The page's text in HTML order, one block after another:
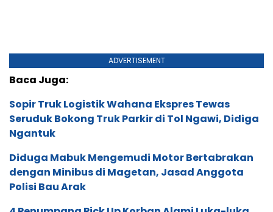
Diduga Mabuk Mengemudi Motor Bertabrakan
dengan Minibus di Magetan, Jasad Anggota
Polisi Bau Arak
4 Penumpang Pick Up Korban Alami Luka-luka
Akibat Truk Molen Cor Tabrak Pick Up
Berlawanan Arah